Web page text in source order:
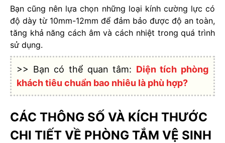
Bạn cũng nên lựa chọn những loại kính cường lực có
độ dày từ 10mm-12mm để đảm bảo được độ an toàn,
tăng khả năng cách âm và cách nhiệt trong quá trình
sử dụng.
>> Bạn có thể quan tâm: Diện tích phòng
khách tiêu chuẩn bao nhiêu là phù hợp?
CÁC THÔNG SỐ VÀ KÍCH THƯỚC
CHI TIẾT VỀ PHÒNG TẮM VỆ SINH